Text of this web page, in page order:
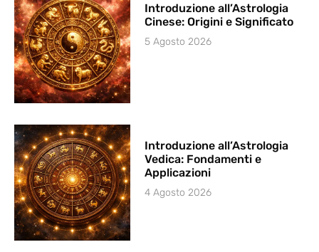
Introduzione all’Astrologia
Cinese: Origini e Significato
5 Agosto 2026
Introduzione all’Astrologia
Vedica: Fondamenti e
Applicazioni
4 Agosto 2026